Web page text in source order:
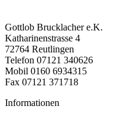
Gottlob Brucklacher e.K.
Katharinenstrasse 4
72764 Reutlingen
Telefon 07121 340626
Mobil 0160 6934315
Fax 07121 371718
Informationen